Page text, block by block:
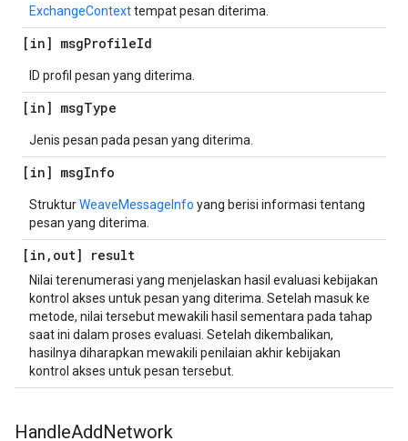
ExchangeContexttempat pesan diterima.
[in] msgProfileId
ID profil pesan yang diterima.
[in] msgType
Jenis pesan pada pesan yang diterima.
[in] msgInfo
StrukturWeaveMessageInfo yang berisi informasi tentang
pesan yang diterima.
[in , out] result
Nilai terenumerasi yang menjelaskan hasil evaluasi kebijakan
kontrol akses untuk pesan yang diterima. Setelah masuk ke
metode, nilai tersebut mewakili hasil sementara pada tahap
saat ini dalam proses evaluasi. Setelah dikembalikan,
hasilnya diharapkan mewakili penilaian akhir kebijakan
kontrol akses untuk pesan tersebut.
HandleAddNetwork